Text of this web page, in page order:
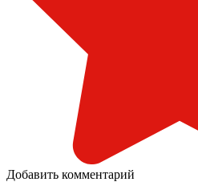
Добавить комментарий